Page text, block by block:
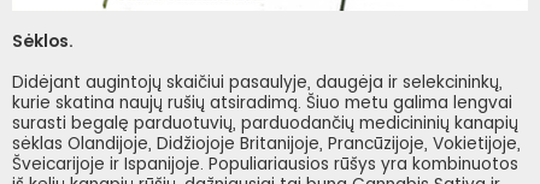
Sėklos.
Didėjant augintojų skaičiui pasaulyje, daugėja ir selekcininkų,
kurie skatina naujų rušių atsiradimą. Šiuo metu galima lengvai
surasti begalę parduotuvių, parduodančių medicininių kanapių
sėklas Olandijoje, Didžiojoje Britanijoje, Prancūzijoje, Vokietijoje,
Šveicarijoje ir Ispanijoje. Populiariausios rūšys yra kombinuotos